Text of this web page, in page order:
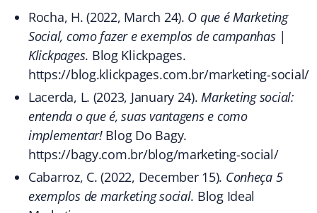
Rocha, H. (2022, March 24). O que é Marketing
Social, como fazer e exemplos de campanhas |
Klickpages. Blog Klickpages.
https://blog.klickpages.com.br/marketing-social/
Lacerda, L. (2023, January 24). Marketing social:
entenda o que é, suas vantagens e como
implementar!Blog Do Bagy.
https://bagy.com.br/blog/marketing-social/
Cabarroz, C. (2022, December 15). Conheça 5
exemplos de marketing social. Blog Ideal